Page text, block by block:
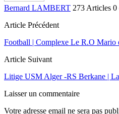
Bernard LAMBERT 273 Articles 0
Article Précédent
Football | Complexe Le R.O Mario
Article Suivant
Litige USM Alger -RS Berkane |
Laisser un commentaire
Votre adresse email ne sera pas